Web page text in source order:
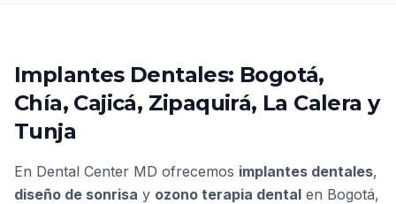
Implantes Dentales: Bogotá,
Chía, Cajicá, Zipaquirá, La Calera y
Tunja
En Dental Center MD ofrecemos implantes dentales,
diseño de sonrisa y ozono terapia dental en Bogotá,